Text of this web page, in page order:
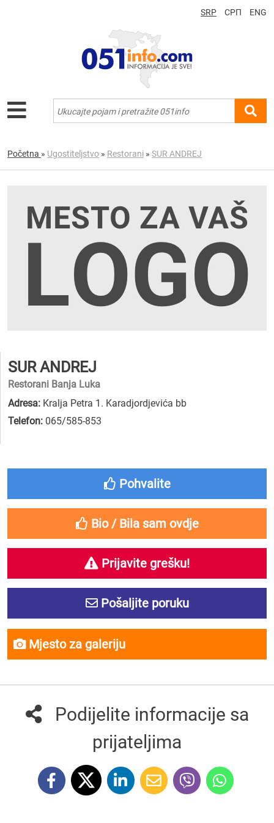
SRP СРП ENG
Početna » Ugostiteljstvo » Restorani » SUR ANDREJ
SUR ANDREJ
Restorani Banja Luka
Adresa: Kralja Petra 1. Karadjordjevića bb
Telefon: 065/585-853
Pohvalite
Bio / Bila sam ovdje
Prijavite grešku!
Pošaljite poruku
Mjesto za galeriju
Podijelite informacije sa
prijateljima